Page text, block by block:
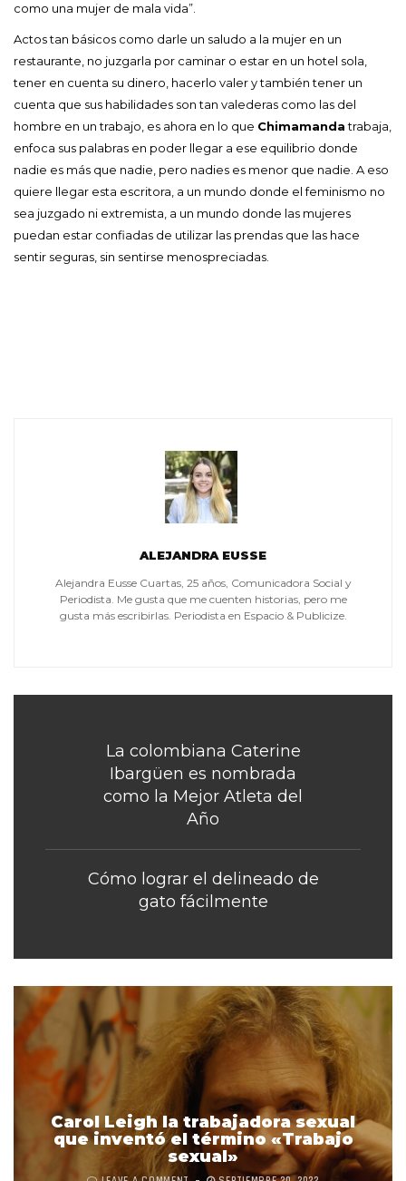
como una mujer de mala vida”.
Actos tan básicos como darle un saludo a la mujer en un
restaurante, no juzgarla por caminar o estar en un hotel sola,
tener en cuenta su dinero, hacerlo valer y también tener un
cuenta que sus habilidades son tan valederas como las del
hombre en un trabajo, es ahora en lo que Chimamandatrabaja,
enfoca sus palabras en poder llegar a ese equilibrio donde
nadie es más que nadie, pero nadies es menor que nadie. A eso
quiere llegar esta escritora, a un mundo donde el feminismo no
sea juzgado ni extremista, a un mundo donde las mujeres
puedan estar confiadas de utilizar las prendas que las hace
sentir seguras, sin sentirse menospreciadas.
ALEJANDRA EUSSE
Alejandra Eusse Cuartas, 25 años, Comunicadora Social y
Periodista. Me gusta que me cuenten historias, pero me
gusta más escribirlas. Periodista en Espacio & Publicize.
La colombiana Caterine
Ibargüen es nombrada
como la Mejor Atleta del
Año
Cómo lograr el delineado de
gato fácilmente
Carol Leigh la trabajadora sexual
que inventó el término «Trabajo
sexual»